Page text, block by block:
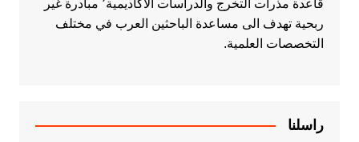
قاعدة مذرات التخرج والدراسات الأكاديمية٬ مبادرة غير
ربحية تهدف الى مساعدة الباحثين العرب في مختلف
التخصصات العلمية.
راسلنا